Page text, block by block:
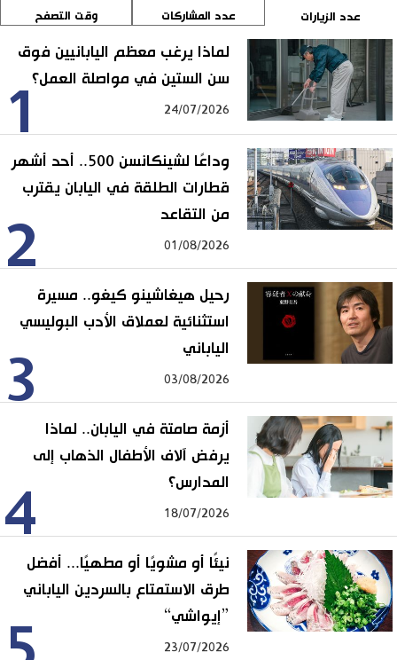
عدد الزيارات عدد المشاركات وقت التصفح
1
لماذا يرغب معظم اليابانيين فوق
سن الستين في مواصلة العمل؟
24/07/2026
2
وداعًا لشينكانسن 500.. أحد أشهر
قطارات الطلقة في اليابان يقترب
من التقاعد
01/08/2026
3
رحيل هيغاشينو كيغو.. مسيرة
استثنائية لعملاق الأدب البوليسي
الياباني
03/08/2026
4
أزمة صامتة في اليابان.. لماذا
يرفض آلاف الأطفال الذهاب إلى
المدارس؟
18/07/2026
نيئًا أو مشويًا أو مطهيًا... أفضل
طرق الاستمتاع بالسردين الياباني
”إيواشي“
23/07/2026